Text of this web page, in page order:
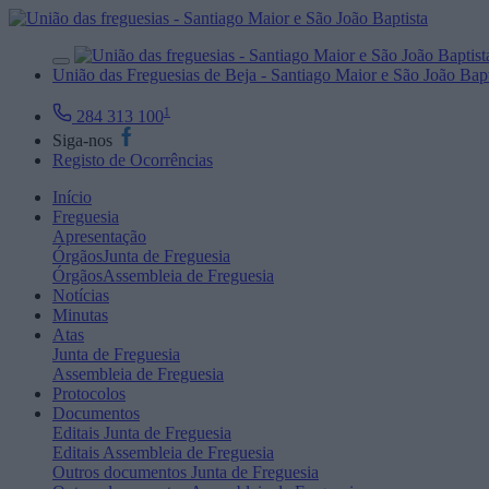
União das Freguesias de Beja - Santiago Maior e São João
284 313 1001
Siga-nos
Registo de Ocorrências
Início
Freguesia
Apresentação
ÓrgãosJunta de Freguesia
ÓrgãosAssembleia de Freguesia
Notícias
Minutas
Atas
Junta de Freguesia
Assembleia de Freguesia
Protocolos
Documentos
Editais Junta de Freguesia
Editais Assembleia de Freguesia
Outros documentos Junta de Freguesia